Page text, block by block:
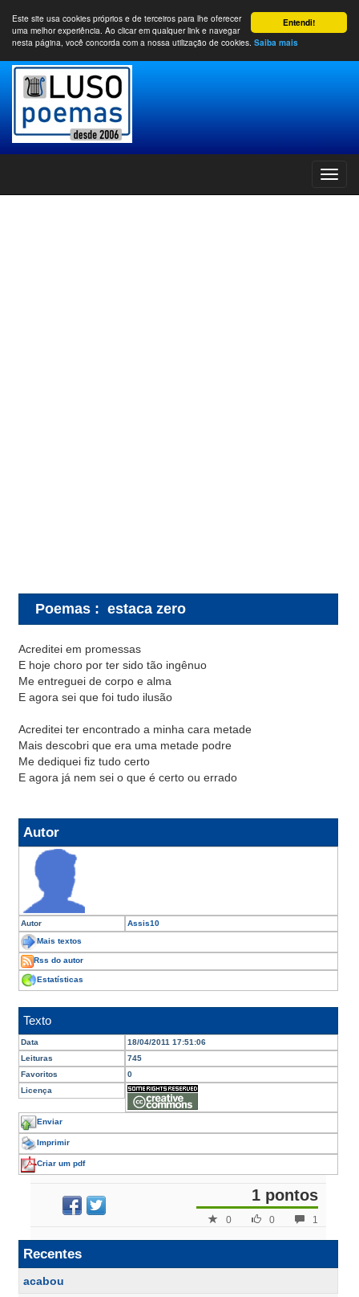
Entendi!
Este site usa cookies próprios e de terceiros para lhe oferecer
uma melhor experiência. Ao clicar em qualquer link e navegar
nesta página, você concorda com a nossa utilização de cookies. Saiba mais
Poemas : estaca zero
Acreditei em promessas
E hoje choro por ter sido tão ingênuo
Me entreguei de corpo e alma
E agora sei que foi tudo ilusão
Acreditei ter encontrado a minha cara metade
Mais descobri que era uma metade podre
Me dediquei fiz tudo certo
E agora já nem sei o que é certo ou errado
Autor
Autor Assis10
Mais textos
Rss do autor
Estatísticas
Texto
Data
18/04/2011 17:51:06
Leituras
745
Favoritos
0
Licença
Enviar
Imprimir
Criar um pdf
1 pontos
1
0
0
Recentes
acabou